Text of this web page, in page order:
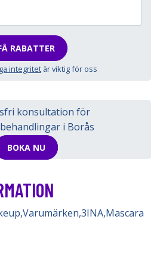
RABATTER
integritet är viktig för oss
konsultation för
i Borås
BOKA NU
,Varumärken,3INA,Mascara